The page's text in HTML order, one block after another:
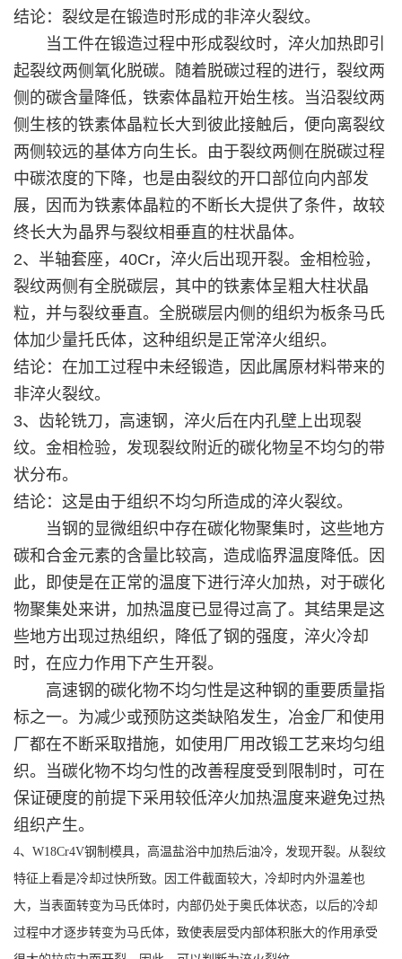
结论：裂纹是在锻造时形成的非淬火裂纹。
当工件在锻造过程中形成裂纹时，淬火加热即引
起裂纹两侧氧化脱碳。随着脱碳过程的进行，裂纹两
侧的碳含量降低，铁索体晶粒开始生核。当沿裂纹两
侧生核的铁素体晶粒长大到彼此接触后，便向离裂纹
两侧较远的基体方向生长。由于裂纹两侧在脱碳过程
中碳浓度的下降，也是由裂纹的开口部位向内部发
展，因而为铁素体晶粒的不断长大提供了条件，故较
终长大为晶界与裂纹相垂直的柱状晶体。
2、半轴套座，40Cr，淬火后出现开裂。金相检验，
裂纹两侧有全脱碳层，其中的铁素体呈粗大柱状晶
粒，并与裂纹垂直。全脱碳层内侧的组织为板条马氏
体加少量托氏体，这种组织是正常淬火组织。
结论：在加工过程中未经锻造，因此属原材料带来的
非淬火裂纹。
3、齿轮铣刀，高速钢，淬火后在内孔壁上出现裂
纹。金相检验，发现裂纹附近的碳化物呈不均匀的带
状分布。
结论：这是由于组织不均匀所造成的淬火裂纹。
当钢的显微组织中存在碳化物聚集时，这些地方
碳和合金元素的含量比较高，造成临界温度降低。因
此，即使是在正常的温度下进行淬火加热，对于碳化
物聚集处来讲，加热温度已显得过高了。其结果是这
些地方出现过热组织，降低了钢的强度，淬火冷却
时，在应力作用下产生开裂。
高速钢的碳化物不均匀性是这种钢的重要质量指
标之一。为减少或预防这类缺陷发生，冶金厂和使用
厂都在不断采取措施，如使用厂用改锻工艺来均匀组
织。当碳化物不均匀性的改善程度受到限制时，可在
保证硬度的前提下采用较低淬火加热温度来避免过热
组织产生。
4、W18Cr4V钢制模具，高温盐浴中加热后油冷，发现开裂。从裂纹
特征上看是冷却过快所致。因工件截面较大，冷却时内外温差也
大，当表面转变为马氏体时，内部仍处于奥氏体状态，以后的冷却
过程中才逐步转变为马氏体，致使表层受内部体积胀大的作用承受